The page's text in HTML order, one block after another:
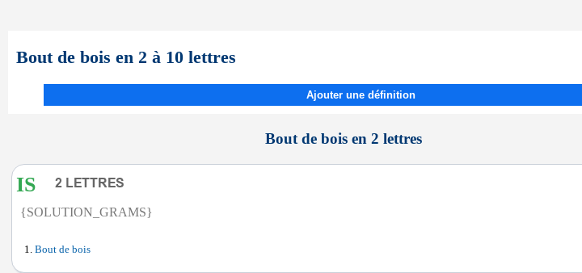
Bout de bois en 2 à 10 lettres
Ajouter une définition
Bout de bois en 2 lettres
IS
{SOLUTION_GRAMS}
Bout de bois